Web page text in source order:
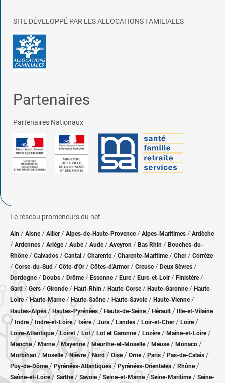
SITE DÉVELOPPÉ PAR LES ALLOCATIONS FAMILIALES
Partenaires
Partenaires Nationaux
Le réseau promeneurs du net
Ain / Aisne/ Allier/ Alpes-de-Haute-Provence / Alpes-Maritimes / Ardèche
/ Ardennes / Ariège/ Aube/ Aude / Aveyron / Bas Rhin / Bouches-du-
Rhône/ Calvados / Cantal / Charente / Charente-Maritime/ Cher / Corrèze
/ Corse-du-Sud / Côte-d'Or / Côtes-d'Armor/ Creuse/ Deux Sèvres /
Dordogne/ Doubs / Drôme/ Essonne / Eure/ Eure-et-Loir / Finistère/
Gard/Gers / Gironde/ Haut-Rhin / Haute-Corse/ Haute-Garonne/ Haute-
Loire/Haute-Marne/ Haute-Saône/ Haute-Savoie/ Haute-Vienne/
Hautes-Alpes/ Hautes-Pyrénées / Hauts-de-Seine/ Hérault / Ille-et-Vilaine
/ Indre/ Indre-et-Loire/ Isère/ Jura / Landes / Loir-et-Cher/ Loire/
Loire-Atlantique/ Loiret / Lot/ Lot et Garonne/ Lozère / Maine-et-Loire/
Manche/ Marne/ Mayenne/ Meurthe-et-Moselle/ Meuse/ Monaco /
Morbihan/ Moselle/ Nièvre / Nord/ Oise / Orne/Paris / Pas-de-Calais /
Puy-de-Dôme/ Pyrénées-Atlantiques / Pyrénées-Orientales / Rhône/
Saône-et-Loire/ Sarthe/ Savoie/ Seine-et-Marne/ Seine-Maritime/ Seine-